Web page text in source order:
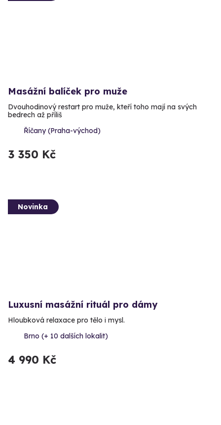
Masážní balíček pro muže
Dvouhodinový restart pro muže, kteří toho mají na svých
bedrech až příliš
Říčany (Praha-východ)
3 350 Kč
Novinka
Luxusní masážní rituál pro dámy
Hloubková relaxace pro tělo i mysl.
Brno (+ 10 dalších lokalit)
4 990 Kč